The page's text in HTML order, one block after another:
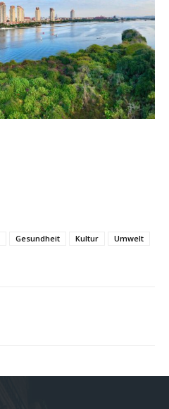
Gesundheit Kultur
Umwelt